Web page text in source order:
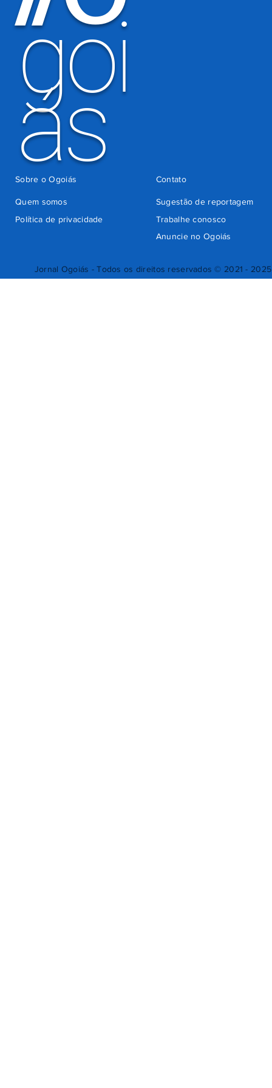
Jornal Ogoiás - Todos os direitos reservados © 2021 - 2025
goi
ás
Quem somos
Sugestão de reportagem
Trabalhe conosco
Política de privacidade
Anuncie no Ogoiás
Contato
Sobre o Ogoiás